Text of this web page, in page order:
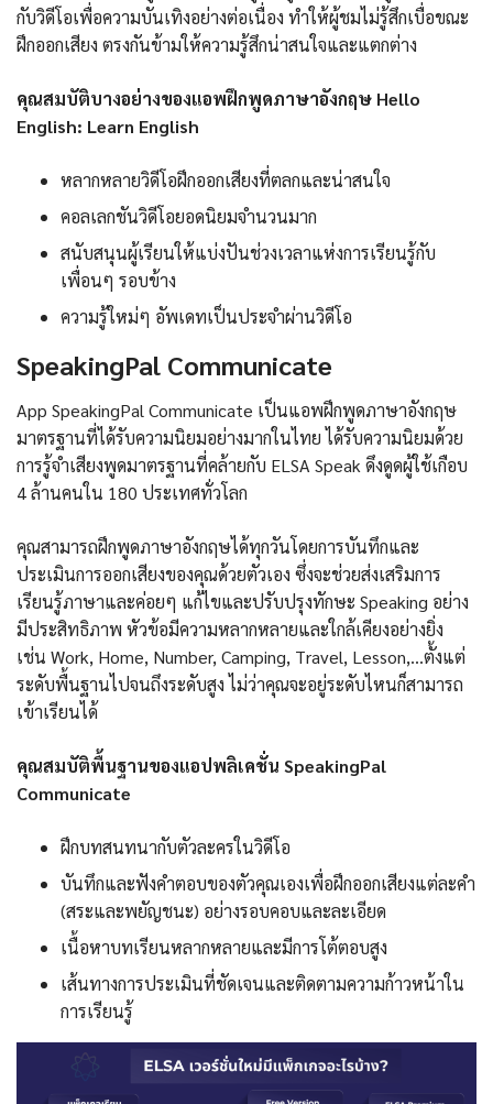
กับวิดีโอเพื่อความบันเทิงอย่างต่อเนื่อง ทำให้ผู้ชมไม่รู้สึกเบื่อขณะ
ฝึกออกเสียง ตรงกันข้ามให้ความรู้สึกน่าสนใจและแตกต่าง
คุณสมบัติบางอย่างของแอพฝึกพูดภาษาอังกฤษ Hello
English: Learn English
หลากหลายวิดีโอฝึกออกเสียงที่ตลกและน่าสนใจ
คอลเลกชันวิดีโอยอดนิยมจำนวนมาก
สนับสนุนผู้เรียนให้แบ่งปันช่วงเวลาแห่งการเรียนรู้กับ
เพื่อนๆ รอบข้าง
ความรู้ใหม่ๆ อัพเดทเป็นประจำผ่านวิดีโอ
SpeakingPal Communicate
App SpeakingPal Communicate เป็นแอพฝึกพูดภาษาอังกฤษ
มาตรฐานที่ได้รับความนิยมอย่างมากในไทย ได้รับความนิยมด้วย
การรู้จำเสียงพูดมาตรฐานที่คล้ายกับ ELSA Speak ดึงดูดผู้ใช้เกือบ
4 ล้านคนใน 180 ประเทศทั่วโลก
คุณสามารถฝึกพูดภาษาอังกฤษได้ทุกวันโดยการบันทึกและ
ประเมินการออกเสียงของคุณด้วยตัวเอง ซึ่งจะช่วยส่งเสริมการ
เรียนรู้ภาษาและค่อยๆ แก้ไขและปรับปรุงทักษะ Speaking อย่าง
มีประสิทธิภาพ หัวข้อมีความหลากหลายและใกล้เคียงอย่างยิ่ง
เช่น Work, Home, Number, Camping, Travel, Lesson,…ตั้งแต่
ระดับพื้นฐานไปจนถึงระดับสูง ไม่ว่าคุณจะอยู่ระดับไหนก็สามารถ
เข้าเรียนได้
คุณสมบัติพื้นฐานของแอปพลิเคชั่น SpeakingPal
Communicate
ฝึกบทสนทนากับตัวละครในวิดีโอ
บันทึกและฟังคำตอบของตัวคุณเองเพื่อฝึกออกเสียงแต่ละคำ
(สระและพยัญชนะ) อย่างรอบคอบและละเอียด
เนื้อหาบทเรียนหลากหลายและมีการโต้ตอบสูง
เส้นทางการประเมินที่ชัดเจนและติดตามความก้าวหน้าใน
การเรียนรู้